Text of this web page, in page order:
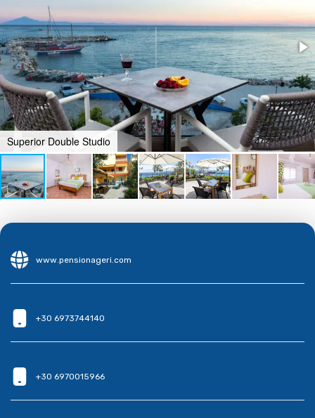
Superior Double Studio
www.pensionageri.com
+30 6973744140
+30 6970015966